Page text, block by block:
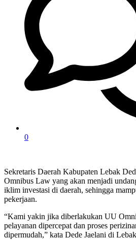
0
Sekretaris Daerah Kabupaten Lebak
Omnibus Law yang akan menjadi
iklim investasi di daerah, sehingga
pekerjaan.
“Kami yakin jika diberlakukan UU
pelayanan dipercepat dan proses
dipermudah,” kata Dede Jaelani di